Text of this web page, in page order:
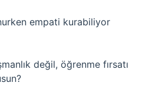
empati kurabiliyor
değil, öğrenme fırsatı